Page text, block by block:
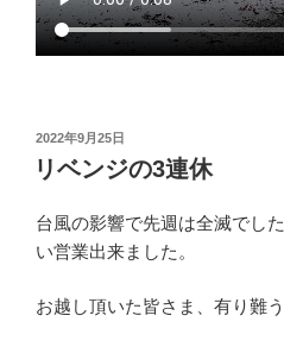
投
稿
日:
2022年9月25日
リベンジの3連休
台風の影響で先週は全滅でし
い営業出来ました。
お越し頂いた皆さま、有り難